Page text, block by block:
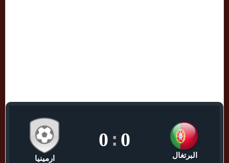
البرتغال
0
:
0
ارمينيا